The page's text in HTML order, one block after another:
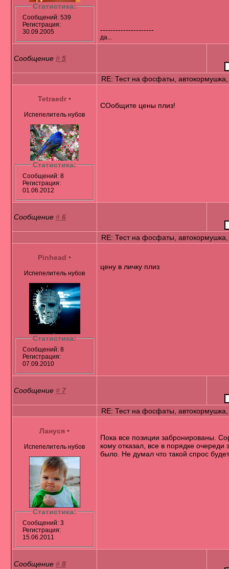
Статистика:
Сообщений: 539
Регистрация:
30.09.2005
---------------------
да...
Сообщение#5
RE: Тест на фосфаты,
Tetraedr •
Испепелитель нубов
Статистика:
Сообщений: 8
Регистрация:
01.06.2012
СОобщите цены плиз!
Сообщение#6
RE: Тест на фосфаты,
Pinhead •
Испепелитель нубов
Статистика:
Сообщений: 8
Регистрация:
07.09.2010
цену в личку плиз
Сообщение# 7
RE: Тест на фосфаты,
Лануся •
Испепелитель нубов
Статистика:
Сообщений: 3
Регистрация:
15.06.2011
Пока все позиции забронированы.
кому отказал, все в порядке очереди
было. Не думал что такой спрос
Сообщение#8